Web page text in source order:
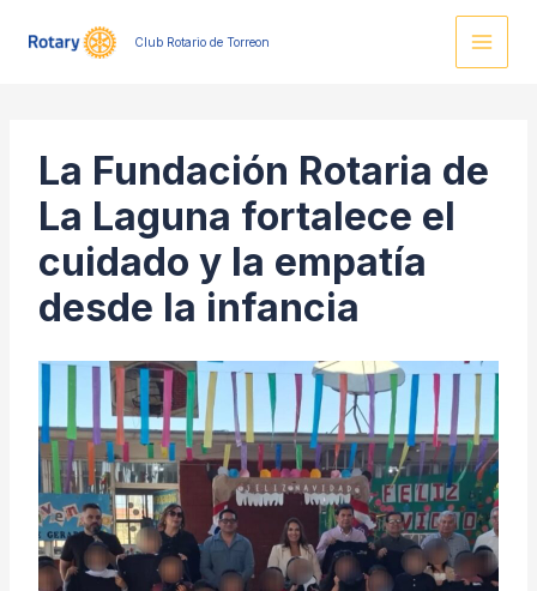
Club Rotario de Torreon
La Fundación Rotaria de
La Laguna fortalece el
cuidado y la empatía
desde la infancia